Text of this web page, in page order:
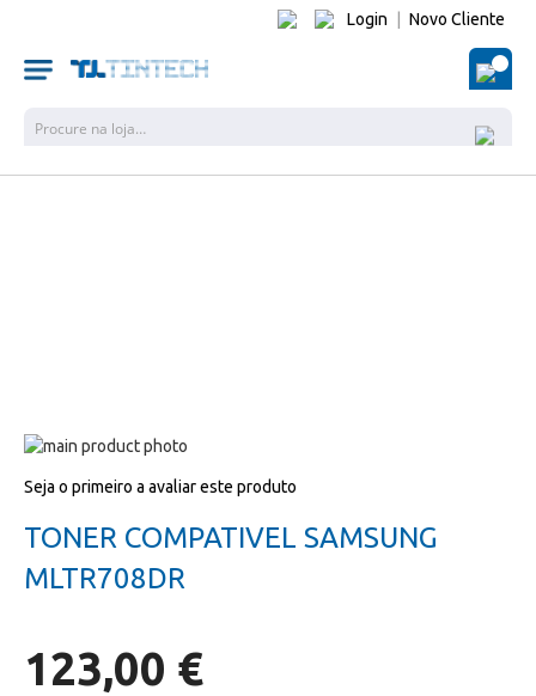
Login Novo Cliente
O
Salte
o
galeria
de
para
início
da
galeria
Seja o primeiro a avaliar este produto
TONER COMPATIVEL SAMSUNG
MLTR708DR
123,00 €